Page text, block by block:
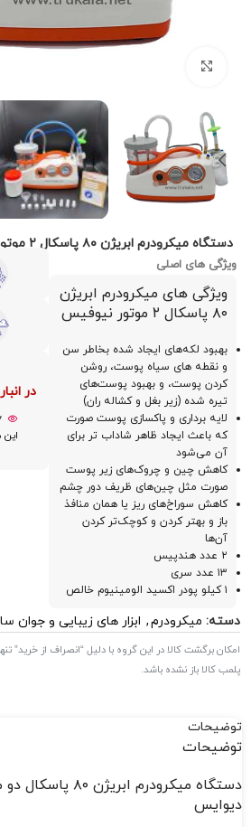
دستگاه میکرودرم ابریژن ۸۰ پاسکال ۲ موتور نیوفیس گلدن دیوایس
ویژگی های اصلی
ویژگی های میکرودرم ابریژن
۸۰ پاسکال ۲ موتور نیوفیس
بهبود لکه‌های ایجاد شده بخاطر سن
و نقطه های سیاه پوست، روشن
کردن پوست، و بهبود پوست‌های
تیره شده (زیر بغل و کشاله ران)
لایه برداری و پاکسازی پوست صورت
که باعث ایجاد ظاهر شاداب تر برای
آن می‌شود
کاهش چین و چروک‌های زیر پوست
صورت مثل چین‌های ظریف دور چشم
کاهش سوراخ‌های ریز یا همان منافذ
باز و بهتر کردن و کوچک‌تر کردن
آن‌ها
۲ عدد هندپیس
۱۳ عدد سری
۱ کیلو پودر اکسید الومینیوم خالص
در
دسته: میکرودرم, ابزار های زیبایی و جوان
امکان برگشت کالا در این گروه با دلیل “انصراف از خرید”
پلمب کالا باز نشده باشد.
توضیحات
توضیحات
دستگاه میکرودرم
دیوایس